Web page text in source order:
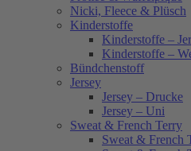
Nicki, Fleece & Plüsch
Kinderstoffe
Kinderstoffe –
Kinderstoffe –
Bündchenstoff
Jersey
Jersey – Drucke
Jersey – Uni
Sweat & French Terry
Sweat & French